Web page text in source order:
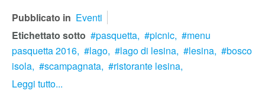
Pubblicato in Eventi
Etichettato sotto
pasquetta, picnic,
menu
pasquetta 2016,
lago, lago di lesina, lesina,
bosco
isola,
scampagnata,
ristorante lesina,
Leggi tutto...